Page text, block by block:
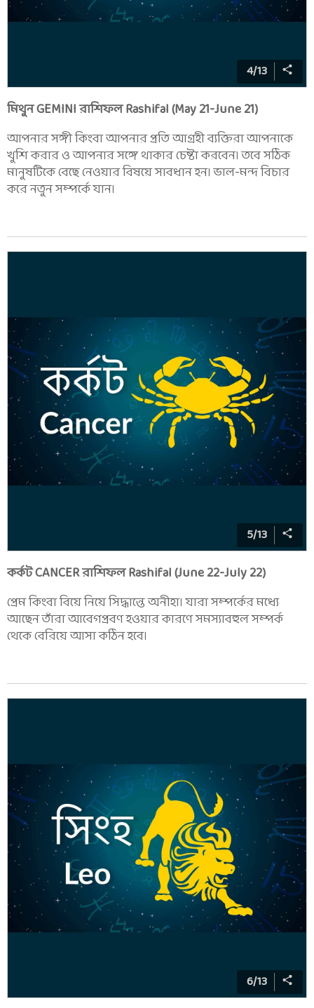
4/13
মিথুন GEMINI রাশিফল Rashifal (May 21-June 21)
আপনার সঙ্গী কিংবা আপনার প্রতি আগ্রহী ব্যক্তিরা আপনাকে
খুশি করার ও আপনার সঙ্গে থাকার চেষ্টা করবেন। তবে সঠিক
মানুষটিকে বেছে নেওয়ার বিষয়ে সাবধান হন। ভাল-মন্দ বিচার
করে নতুন সম্পর্কে যান।
5/13
কর্কট CANCER রাশিফল Rashifal (June 22-July 22)
প্রেম কিংবা বিয়ে নিয়ে সিদ্ধান্তে অনীহা। যারা সম্পর্কের মধ্যে
আছেন তাঁরা আবেগপ্রবণ হওয়ার কারণে সমস্যাবহুল সম্পর্ক
থেকে বেরিয়ে আসা কঠিন হবে।
6/13